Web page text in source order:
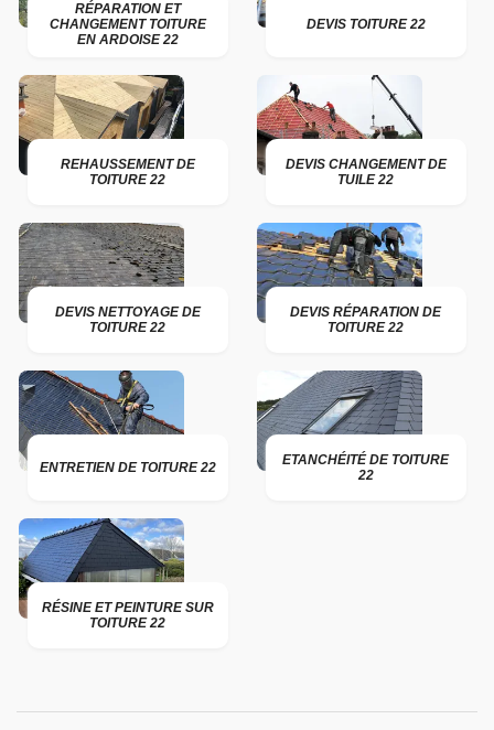
RÉPARATION ET
CHANGEMENT TOITURE
EN ARDOISE 22
DEVIS TOITURE 22
REHAUSSEMENT DE
TOITURE 22
DEVIS CHANGEMENT DE
TUILE 22
DEVIS NETTOYAGE DE
TOITURE 22
DEVIS RÉPARATION DE
TOITURE 22
ENTRETIEN DE TOITURE 22
ETANCHÉITÉ DE TOITURE
22
RÉSINE ET PEINTURE SUR
TOITURE 22